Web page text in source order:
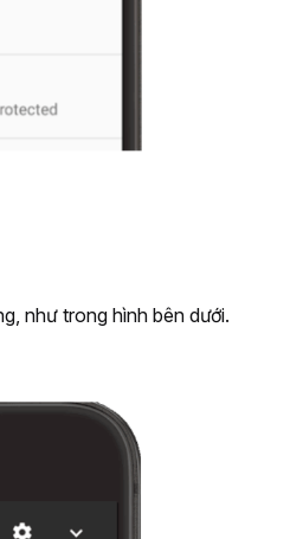
như trong hình bên dưới.